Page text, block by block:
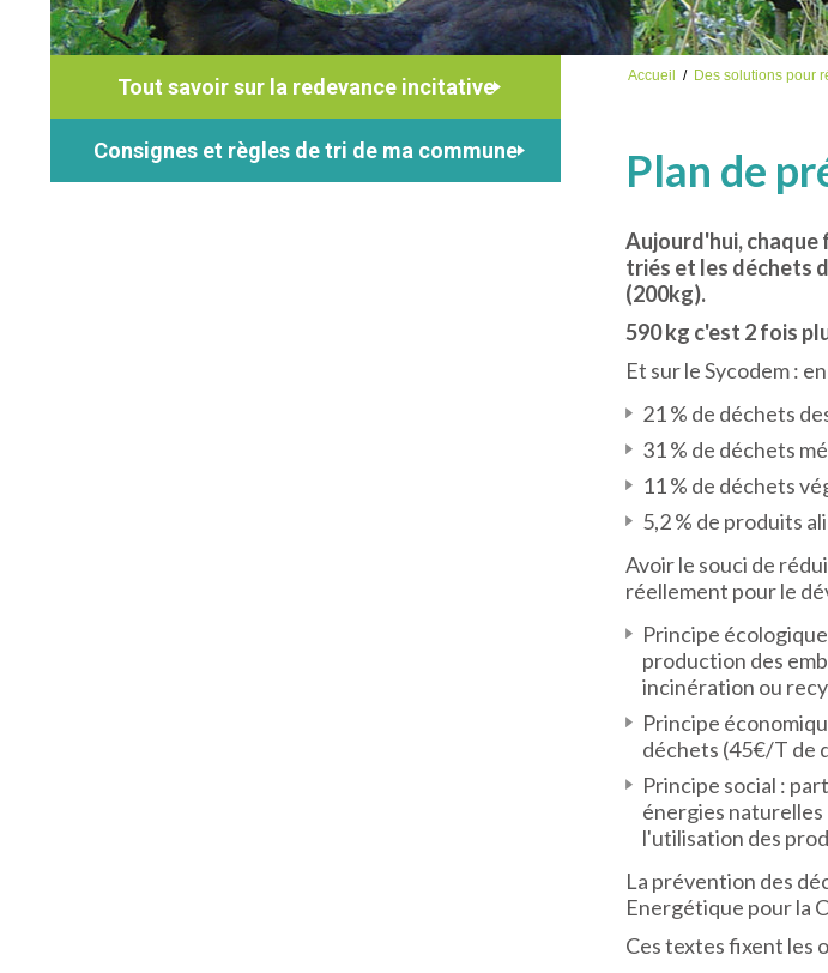
Tout savoir sur la redevance incitative
Consignes et règles de tri de ma commune
Accueil / Des solutions pour
Plan de
Aujourd'hui, chaque
triés et les déchets
(200kg).
590 kg c'est 2 fois
Et sur le Sycodem :
21 % de déchets
31 % de déchets
11 % de déchets
5,2 % de produits
Avoir le souci de
réellement pour le
Principe
production des
incinération ou
Principe
déchets (45€/T de
Principe social :
énergies
l'utilisation des
La prévention des
Energétique pour la
Ces textes fixent les